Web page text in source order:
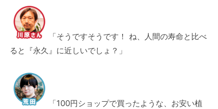
「そうですそうです！ ね、人間の寿命と比べ
ると『永久』に近しいでしょ？」
「100円ショップで買ったような、お安い植